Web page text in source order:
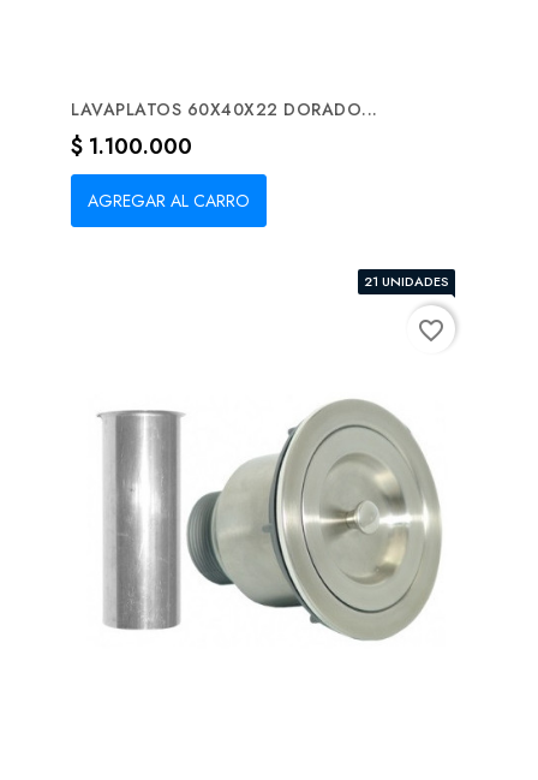
LAVAPLATOS 60X40X22 DORADO...
Precio
$ 1.100.000
AGREGAR AL CARRO
21 UNIDADES
favorite_border